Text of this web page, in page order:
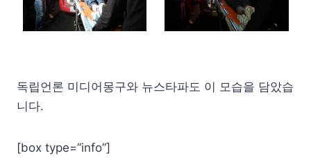
독립언론 미디어몽구와 뉴스타파도 이 모습을 담았습
니다.
[box type=”info”]